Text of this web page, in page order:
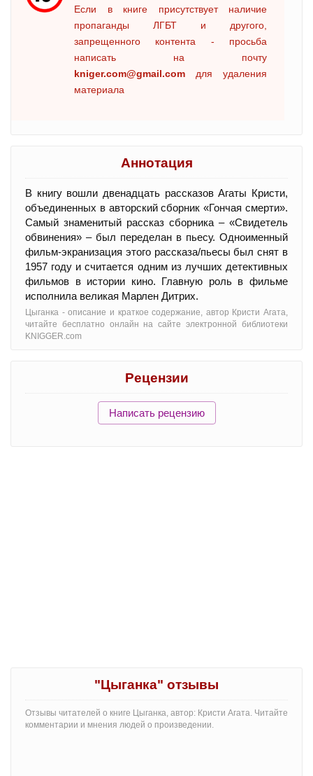
Если в книге присутствует наличие
пропаганды ЛГБТ и другого,
запрещенного контента - просьба
написать на почту
kniger.com@gmail.com для удаления
материала
Аннотация
В книгу вошли двенадцать рассказов Агаты Кристи,
объединенных в авторский сборник «Гончая смерти».
Самый знаменитый рассказ сборника – «Свидетель
обвинения» – был переделан в пьесу. Одноименный
фильм-экранизация этого рассказа/пьесы был снят в
1957 году и считается одним из лучших детективных
фильмов в истории кино. Главную роль в фильме
исполнила великая Марлен Дитрих.
Цыганка - oписание и краткое содержание, автор Кристи Агата,
читайте бесплатно онлайн на сайте электронной библиотеки
KNIGGER.com
Рецензии
Написать рецензию
"Цыганка" отзывы
Отзывы читателей о книге Цыганка, автор: Кристи Агата. Читайте
комментарии и мнения людей о произведении.